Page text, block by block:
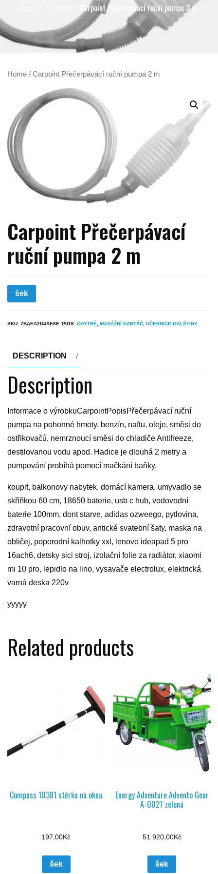
Carpoint Přečerpávací ruční pumpa 2 m
Home / Carpoint Přečerpávací ruční pumpa 2 m
Carpoint Přečerpávací
ruční pumpa 2 m
šek
SKU: 7BAEA2D4AE8E TAGS: CHYTRÉ MASÁŽNÍ KARTÁČ UČEBNICE ITALŠTINY
DESCRIPTION
Description
Informace o výrobkuCarpointPopisPřečerpávací ruční
pumpa na pohonné hmoty, benzín, naftu, oleje, směsi do
ostřikovačů, nemrznoucí směsi do chladiče Antifreeze,
destilovanou vodu apod. Hadice je dlouhá 2 metry a
pumpování probíhá pomocí mačkání baňky.
koupit, balkonovy nabytek, domácí kamera, umyvadlo se
skříňkou 60 cm, 18650 baterie, usb c hub, vodovodní
baterie 100mm, dont starve, adidas ozweego, pytlovina,
zdravotní pracovní obuv, antické svatební šaty, maska na
obličej, poporodní kalhotky xxl, lenovo ideapad 5 pro
16ach6, detsky sici stroj, izolační folie za radiátor, xiaomi
mi 10 pro, lepidlo na lino, vysavače electrolux, elektrická
varná deska 220v
yyyyy
Related products
Compass 10381 stěrka na okna
197,00Kč
šek
Energy Adventure Advento Gear
A-0027 zelená
51 920,00Kč
šek